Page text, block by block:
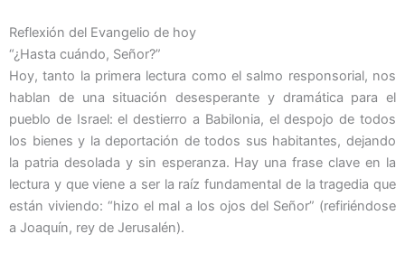
Reflexión del Evangelio de hoy
“¿Hasta cuándo, Señor?”
Hoy, tanto la primera lectura como el salmo responsorial, nos
hablan de una situación desesperante y dramática para el
pueblo de Israel: el destierro a Babilonia, el despojo de todos
los bienes y la deportación de todos sus habitantes, dejando
la patria desolada y sin esperanza. Hay una frase clave en la
lectura y que viene a ser la raíz fundamental de la tragedia que
están viviendo: “hizo el mal a los ojos del Señor” (refiriéndose
a Joaquín, rey de Jerusalén).